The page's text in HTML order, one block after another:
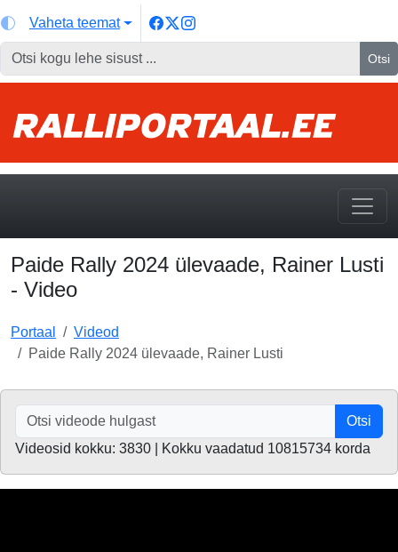
Vaheta teemat
Otsi
Paide Rally 2024 ülevaade, Rainer Lusti
- Video
Portaal
Videod
Paide Rally 2024 ülevaade, Rainer Lusti
Otsi
Videosid kokku: 3830 | Kokku vaadatud 10815734 korda